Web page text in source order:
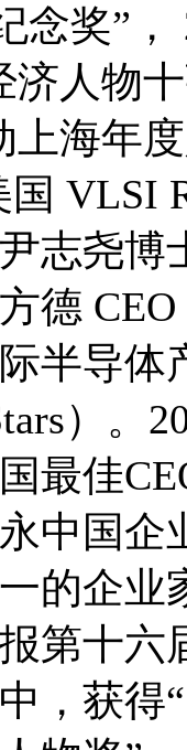
念奖”，
济人物
上海年
VLSI
志尧博
德
半导体
）。
最佳
中国企
的企业
第十六
，获得